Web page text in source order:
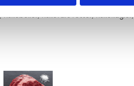
, fiskeboller, fiskefars retter, fiskekugler,